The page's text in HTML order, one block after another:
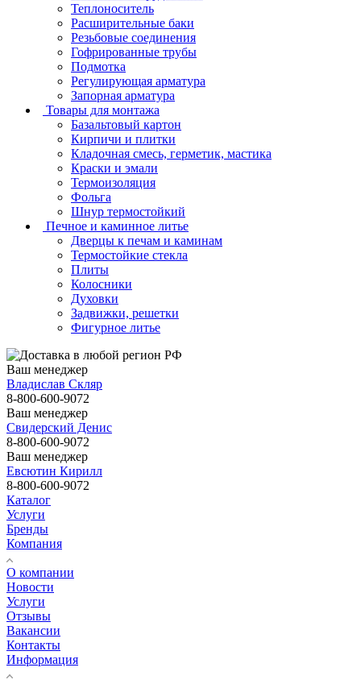
Теплоноситель
Расширительные баки
Резьбовые соединения
Гофрированные трубы
Подмотка
Регулирующая арматура
Запорная арматура
Товары для монтажа
Базальтовый картон
Кирпичи и плитки
Кладочная смесь, герметик, мастика
Краски и эмали
Термоизоляция
Фольга
Шнур термостойкий
Печное и каминное литье
Дверцы к печам и каминам
Термостойкие стекла
Плиты
Колосники
Духовки
Задвижки, решетки
Фигурное литье
Ваш менеджер
Владислав Скляр
8-800-600-9072
Ваш менеджер
Свидерский Денис
8-800-600-9072
Ваш менеджер
Евсютин Кирилл
8-800-600-9072
Каталог
Услуги
Бренды
Компания
О компании
Новости
Услуги
Отзывы
Вакансии
Контакты
Информация